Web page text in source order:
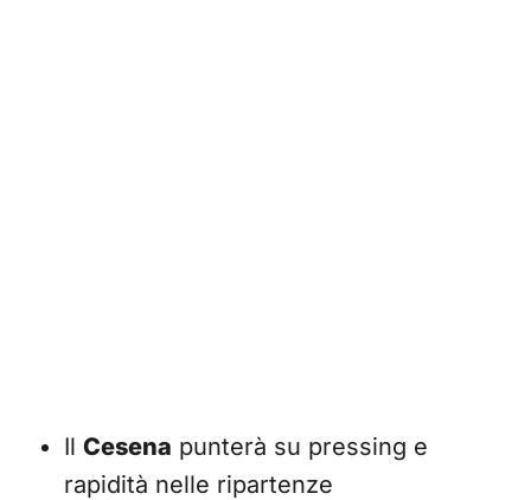
Il Cesena punterà su pressing e
rapidità nelle ripartenze